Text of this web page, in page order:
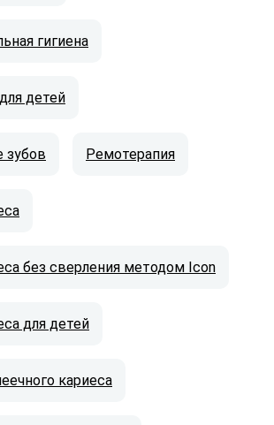
гигиена
детей
зубов Ремотерапия
без сверления методом Icon
для детей
кариеса